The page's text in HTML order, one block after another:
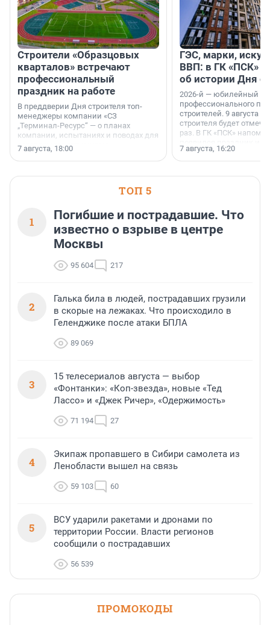
Строители «Образцовых
кварталов» встречают
профессиональный
праздник на работе
В преддверии Дня строителя топ-
менеджеры компании «СЗ
„Терминал-Ресурс“ — о планах
компании, испытаниях и поводах для
осторожного оптимизма.
7 августа, 18:00
ГЭС, марки,
ВВП: в ГК «ПСК»
об истории Дня
2026-й — юбилейный
профессионального
строителей. 9 августа
строителя будет
раз. В ГК «ПСК»
поменялась роль
7 августа, 16:20
ТОП 5
1
Погибшие и пострадавшие. Что
известно о взрыве в центре
Москвы
95 604 217
2
Галька била в людей, пострадавших грузили
в скорые на лежаках. Что происходило в
Геленджике после атаки БПЛА
89 069
3
15 телесериалов августа — выбор
«Фонтанки»: «Коп-звезда», новые «Тед
Лассо» и «Джек Ричер», «Одержимость»
71 194 27
4
Экипаж пропавшего в Сибири самолета из
Ленобласти вышел на связь
59 103 60
5
ВСУ ударили ракетами и дронами по
территории России. Власти регионов
сообщили о пострадавших
56 539
ПРОМОКОДЫ